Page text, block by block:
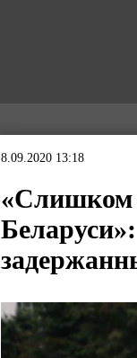
8.09.2020 13:18
«Слишком